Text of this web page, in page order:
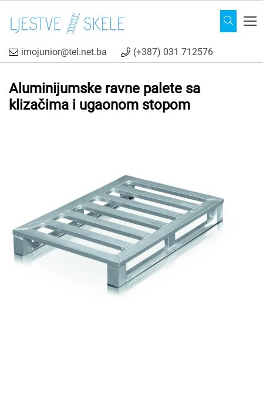
imojunior@tel.net.ba (+387) 031 712576
Aluminijumske ravne palete sa
klizačima i ugaonom stopom